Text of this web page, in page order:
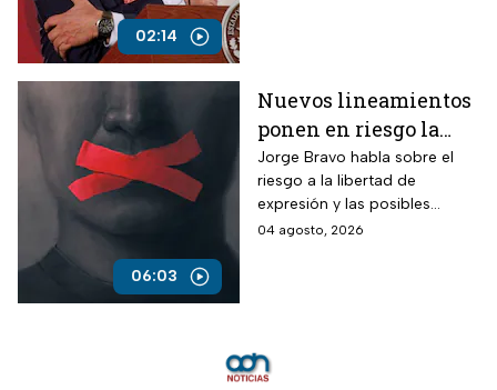
02:14
06:03
Nuevos lineamientos
ponen en riesgo la
libertad de decidir
cómo y dónde
informarse: Amedi
Jorge Bravo habla sobre el
riesgo a la libertad de
expresión y las posibles
multas sobre los medios de
04 agosto, 2026